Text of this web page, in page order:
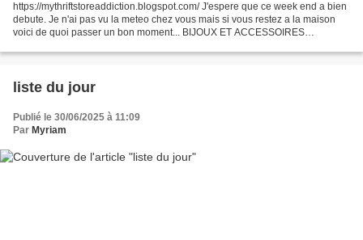
https://mythriftstoreaddiction.blogspot.com/ J'espere que ce week end a bien
debute. Je n'ai pas vu la meteo chez vous mais si vous restez a la maison
voici de quoi passer un bon moment... BIJOUX ET ACCESSOIRES
https://www.instagram.com/reel/DK_b473IGEs...
liste du jour
Publié le 30/06/2025 à 11:09
Par Myriam